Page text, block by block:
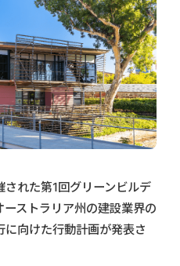
れた第1回グリーンビルデ
ストラリア州の建設業界の
向けた行動計画が発表さ